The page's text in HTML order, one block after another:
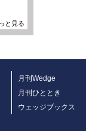
と見る
月刊Wedge
月刊ひととき
ウェッジブックス